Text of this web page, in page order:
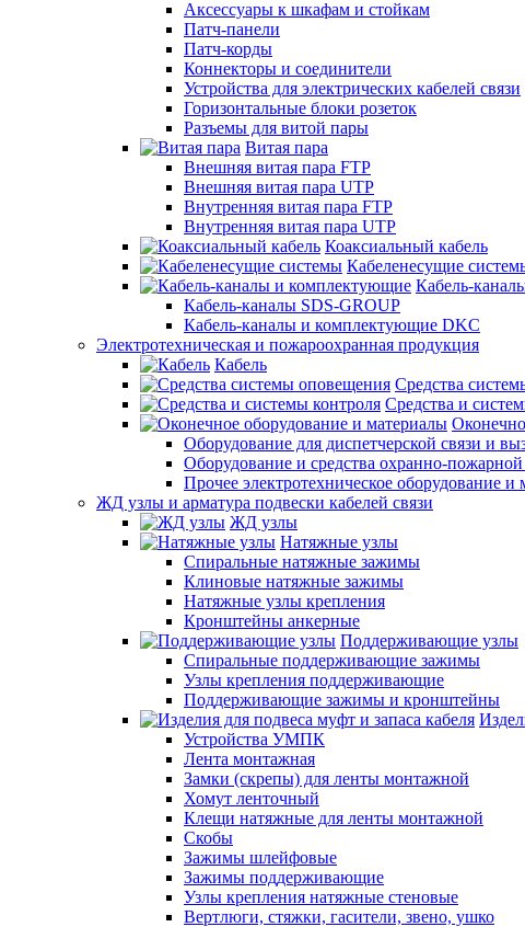
Аксессуары к шкафам и стойкам
Патч-панели
Патч-корды
Коннекторы и соединители
Устройства для электрических кабелей связи
Горизонтальные блоки розеток
Разъемы для витой пары
Витая пара
Внешняя витая пара FTP
Внешняя витая пара UTP
Внутренняя витая пара FTP
Внутренняя витая пара UTP
Коаксиальный кабель
Кабеленесущие
Кабель-
Кабель-каналы SDS-GROUP
Кабель-каналы и комплектующие DKC
Электротехническая и пожароохранная продукция
Кабель
Средства
Средства и
Оборудование для диспетчерской связи и
Оборудование и средства охранно-
Прочее электротехническое оборудование и
ЖД узлы и арматура подвески кабелей связи
ЖД узлы
Натяжные узлы
Спиральные натяжные зажимы
Клиновые натяжные зажимы
Натяжные узлы крепления
Кронштейны анкерные
Поддерживающие узлы
Спиральные поддерживающие зажимы
Узлы крепления поддерживающие
Поддерживающие зажимы и кронштейны
Устройства УМПК
Лента монтажная
Замки (скрепы) для ленты монтажной
Хомут ленточный
Клещи натяжные для ленты монтажной
Скобы
Зажимы шлейфовые
Зажимы поддерживающие
Узлы крепления натяжные стеновые
Вертлюги, стяжки, гасители, звено, ушко